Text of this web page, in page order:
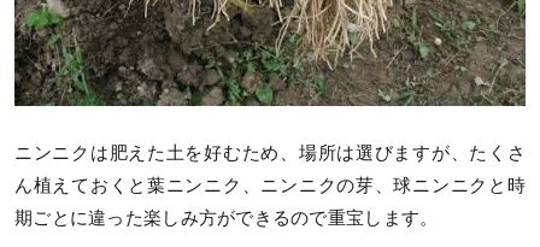
ニンニクは肥えた土を好むため、場所は選びますが、たくさ
ん植えておくと葉ニンニク、ニンニクの芽、球ニンニクと時
期ごとに違った楽しみ方ができるので重宝します。